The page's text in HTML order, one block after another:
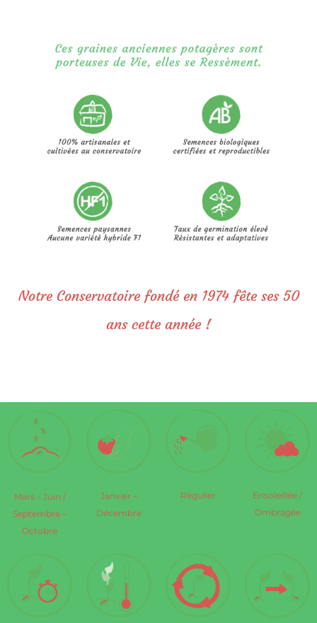
Notre Conservatoire fondé en 1974 fête ses 50
ans cette année !
Mars – Juin /
Septembre –
Octobre
Janvier –
Décembre
Régulier
Ensoleillée /
Ombragée